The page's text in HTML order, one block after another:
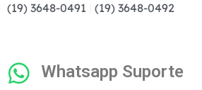
(19) 3648-0491 (19) 3648-0492
Whatsapp Suporte